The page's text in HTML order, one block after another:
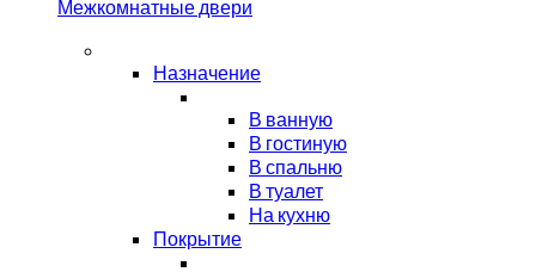
Межкомнатные двери
Назначение
В ванную
В гостиную
В спальню
В туалет
На кухню
Покрытие